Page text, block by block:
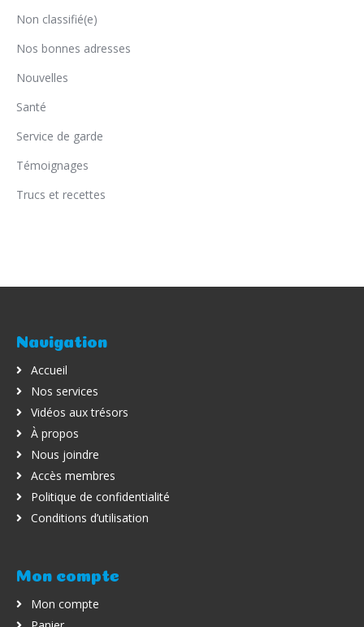
Non classifié(e)
Nos bonnes adresses
Nouvelles
Santé
Service de garde
Témoignages
Trucs et recettes
Navigation
Accueil
Nos services
Vidéos aux trésors
À propos
Nous joindre
Accès membres
Politique de confidentialité
Conditions d’utilisation
Mon compte
Mon compte